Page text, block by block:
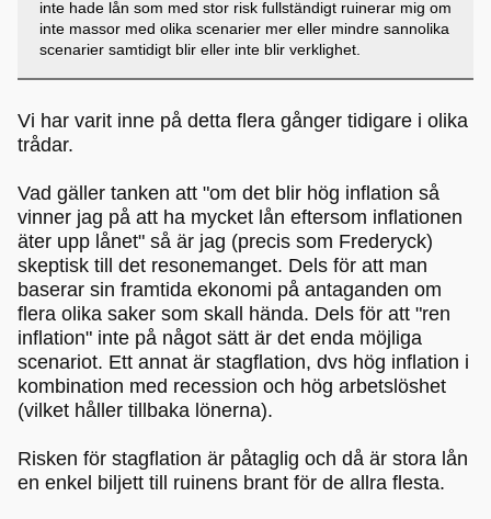
inte hade lån som med stor risk fullständigt ruinerar mig om
inte massor med olika scenarier mer eller mindre sannolika
scenarier samtidigt blir eller inte blir verklighet.
Vi har varit inne på detta flera gånger tidigare i olika
trådar.
Vad gäller tanken att "om det blir hög inflation så
vinner jag på att ha mycket lån eftersom inflationen
äter upp lånet" så är jag (precis som Frederyck)
skeptisk till det resonemanget. Dels för att man
baserar sin framtida ekonomi på antaganden om
flera olika saker som skall hända. Dels för att "ren
inflation" inte på något sätt är det enda möjliga
scenariot. Ett annat är stagflation, dvs hög inflation i
kombination med recession och hög arbetslöshet
(vilket håller tillbaka lönerna).
Risken för stagflation är påtaglig och då är stora lån
en enkel biljett till ruinens brant för de allra flesta.